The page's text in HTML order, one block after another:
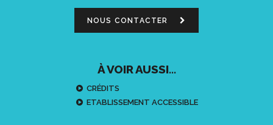
NOUS CONTACTER
À VOIR AUSSI...
CRÉDITS
ETABLISSEMENT ACCESSIBLE